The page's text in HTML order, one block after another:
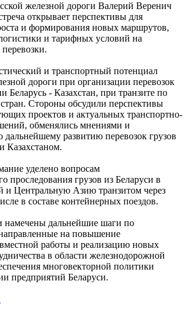
железной дороги Валерий Веренич
открывает перспективы для
и формирования новых маршрутов,
и тарифных условий на
и транспортный потенциал
дороги при организации перевозок
Беларусь - Казахстан, при транзите по
Стороны обсудили перспективы
проектов и актуальных транспортно-
обменялись мнениями и
развитию перевозок грузов
Казахстаном.
уделено вопросам
проследования грузов из Беларуси в
и Центральную Азию транзитом через
в составе контейнерных поездов.
намечены дальнейшие шаги по
на повышение
работы и реализацию новых
в области железнодорожной
многовекторной политики
предприятий Беларуси.